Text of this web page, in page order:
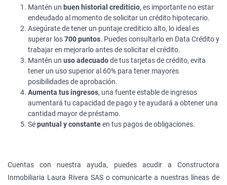
Mantén un buen historial crediticio, es importante no estar
endeudado al momento de solicitar un crédito hipotecario.
Asegúrate de tener un puntaje crediticio alto, lo ideal es
superar los700 puntos. Puedes consultarlo en Data Crédito y
trabajar en mejorarlo antes de solicitar el crédito.
Mantén un uso adecuadode tus tarjetas de crédito, evita
tener un uso superior al 60% para tener mayores
posibilidades de aprobación.
Aumenta tus ingresos, una fuente estable de ingresos
aumentará tu capacidad de pago y te ayudará a obtener una
cantidad mayor de préstamo.
Sépuntual y constanteen tus pagos de obligaciones.
Cuentas con nuestra ayuda, puedes acudir a Constructora
Inmobiliaria Laura Rivera SAS o comunicarte a nuestras líneas de